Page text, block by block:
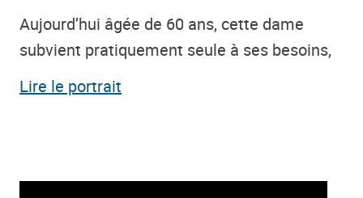
Aujourd’hui âgée de 60 ans, cette dame
subvient pratiquement seule à ses besoins,
Lire le portrait